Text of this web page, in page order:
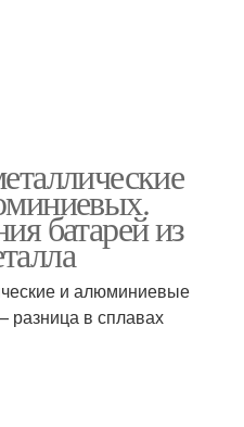
батарей из
и алюминиевые
разница в сплавах